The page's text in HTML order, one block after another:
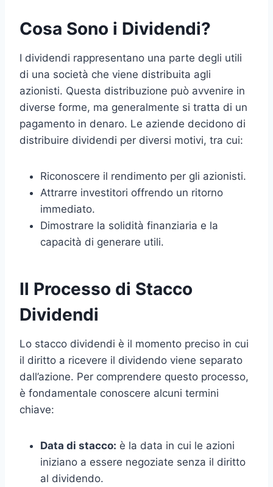
Cosa Sono i Dividendi?
I dividendi rappresentano una parte degli utili
di una società che viene distribuita agli
azionisti. Questa distribuzione può avvenire in
diverse forme, ma generalmente si tratta di un
pagamento in denaro. Le aziende decidono di
distribuire dividendi per diversi motivi, tra cui:
Riconoscere il rendimento per gli azionisti.
Attrarre investitori offrendo un ritorno
immediato.
Dimostrare la solidità finanziaria e la
capacità di generare utili.
Il Processo di Stacco
Dividendi
Lo stacco dividendi è il momento preciso in cui
il diritto a ricevere il dividendo viene separato
dall’azione. Per comprendere questo processo,
è fondamentale conoscere alcuni termini
chiave:
Data di stacco: è la data in cui le azioni
iniziano a essere negoziate senza il diritto
al dividendo.